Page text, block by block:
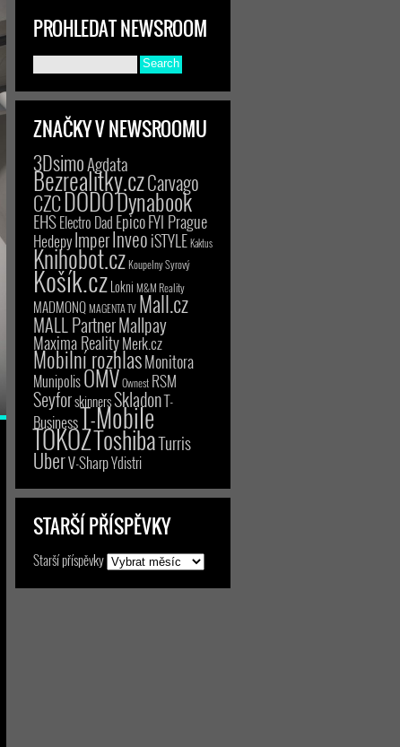
PROHLEDAT NEWSROOM
ZNAČKY V NEWSROOMU
3DsimoAgdata
Bezrealitky.czCarvago
CZCDODODynabook
EHSElectro Dad EpicoFYI Prague
HedepyImperInveoiSTYLEKaktus
Knihobot.czKoupelny Syrový
Košík.czLokni M&M Reality
MADMONQMAGENTA TV Mall.cz
MALL PartnerMallpay
Maxima RealityMerk.cz
Mobilní rozhlasMonitora
MunipolisOMVOwnest RSM
SeyforskinnersSkladonT-
BusinessT-Mobile
TOKOZToshibaTurris
UberV-SharpYdistri
STARŠÍ PŘÍSPĚVKY
Starší příspěvky